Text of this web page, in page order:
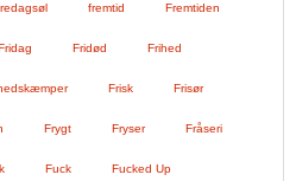
fremtid Fremtiden
Fridød Frihed
Frisk Frisør
Frygt Fryser Fråseri
Fuck Fucked Up